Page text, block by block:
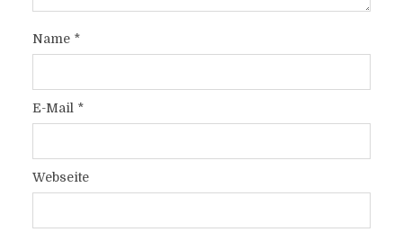
Name*
E-Mail *
Webseite